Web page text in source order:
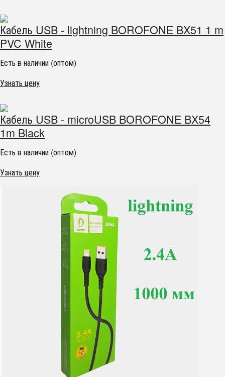
Кабель USB - lightning BOROFONE BX51 1 m
PVC White
Есть в наличии (оптом)
Узнать цену
Кабель USB - microUSB BOROFONE BX54
1m Black
Есть в наличии (оптом)
Узнать цену